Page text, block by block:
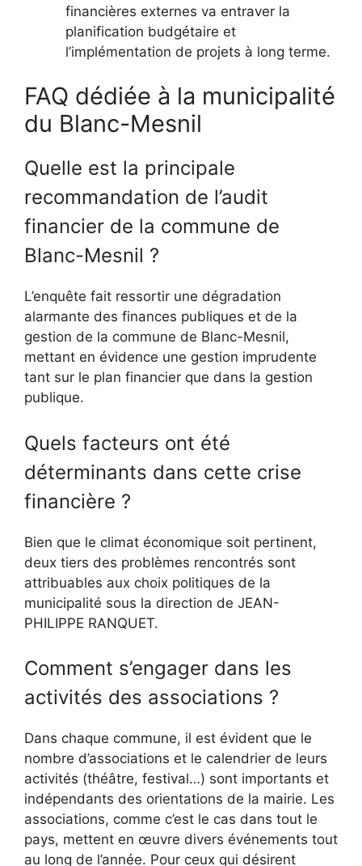
financières externes va entraver la
planification budgétaire et
l’implémentation de projets à long terme.
FAQ dédiée à la municipalité
du Blanc-Mesnil
Quelle est la principale
recommandation de l’audit
financier de la commune de
Blanc-Mesnil ?
L’enquête fait ressortir une dégradation
alarmante des finances publiques et de la
gestion de la commune de Blanc-Mesnil,
mettant en évidence une gestion imprudente
tant sur le plan financier que dans la gestion
publique.
Quels facteurs ont été
déterminants dans cette crise
financière ?
Bien que le climat économique soit pertinent,
deux tiers des problèmes rencontrés sont
attribuables aux choix politiques de la
municipalité sous la direction de JEAN-
PHILIPPE RANQUET.
Comment s’engager dans les
activités des associations ?
Dans chaque commune, il est évident que le
nombre d’associations et le calendrier de leurs
activités (théâtre, festival…) sont importants et
indépendants des orientations de la mairie. Les
associations, comme c’est le cas dans tout le
pays, mettent en œuvre divers événements tout
au long de l’année. Pour ceux qui désirent